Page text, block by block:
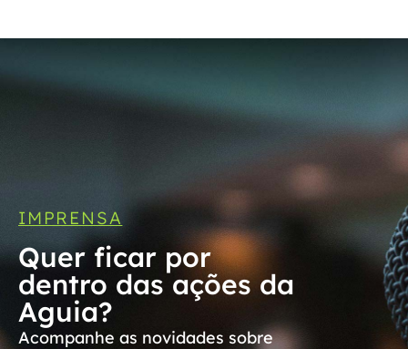
IMPRENSA
Quer ficar por
dentro das ações da
Aguia?
Acompanhe as novidades sobre